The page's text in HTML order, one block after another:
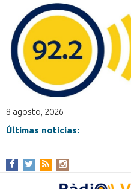
8 agosto, 2026
Últimas noticias: